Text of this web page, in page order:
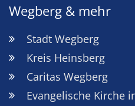
Wegberg & mehr
Stadt Wegberg
Kreis Heinsberg
Caritas Wegberg
Evangelische Kirche